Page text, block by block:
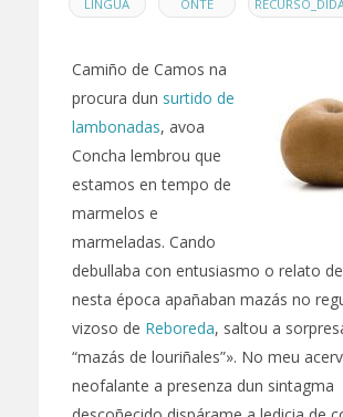
LINGUA ONTE
Camiño de Camos na
procura dun surtido de
lambonadas, avoa
Concha lembrou que
estamos en tempo de
marmelos e
marmeladas. Cando
debullaba con entusiasmo o relato
nesta época apañaban mazás no
vizoso de Reboreda, saltou a
“mazás de louriñales”». No meu
neofalante a presenza dun sintagma